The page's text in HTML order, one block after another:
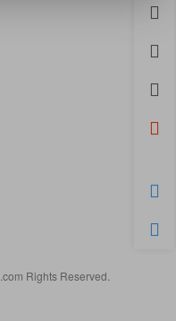
Rights Reserved.
首页
用
积
开
购物
客服